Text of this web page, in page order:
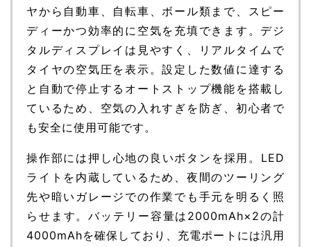
ヤから自動車、自転車、ボール類まで、スピー
ディーかつ効率的に空気を充填できます。デジ
タルディスプレイは見やすく、リアルタイムで
タイヤの空気圧を表示。設定した数値に達する
と自動で停止するオートストップ機能を搭載し
ているため、空気の入れすぎを防ぎ、初心者で
も安全に使用可能です。
操作部には押し心地の良いボタンを採用。LED
ライトを内蔵しているため、夜間のツーリング
先や暗いガレージでの作業でも手元を明るく照
らせます。バッテリー容量は2000mAh×2の計
4000mAhを確保しており、充電ポートには汎用